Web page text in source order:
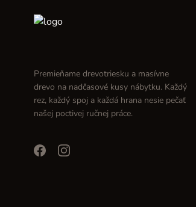
Premieňame drevotriesku a masívne
drevo na nadčasové kusy nábytku. Každý
rez, každý spoj a každá hrana nesie pečať
našej poctivej ručnej práce.
facebookinstagram